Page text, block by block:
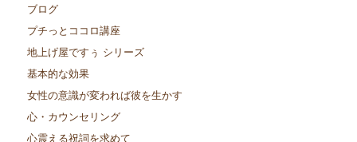
ブログ
プチっとココロ講座
地上げ屋ですぅ シリーズ
基本的な効果
女性の意識が変われば彼を生かす
心・カウンセリング
心震える祝詞を求めて